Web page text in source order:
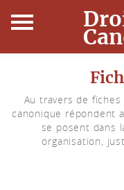
Droit Canonique
Ressources
Au travers de
canonique répondent
se posent dans
organisation,